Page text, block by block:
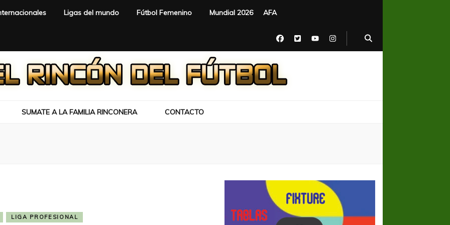
Ligas del mundo Fútbol Femenino Mundial 2026 AFA
SUMATE A LA FAMILIA RINCONERA CONTACTO
LIGA PROFESIONAL